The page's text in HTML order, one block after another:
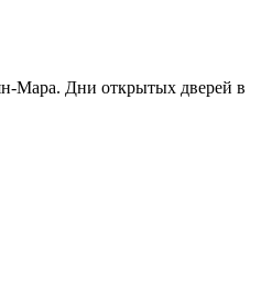
Мара. Дни открытых дверей в